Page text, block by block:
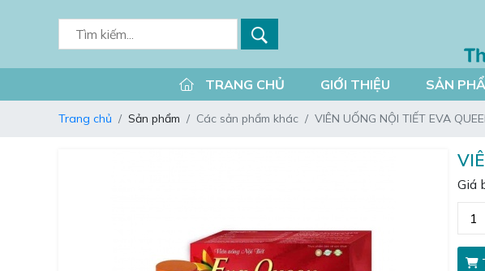
TRANG CHỦ GIỚI THIỆU SẢN
Trang chủ Sản phẩm Các sản phẩm khác VIÊN UỐNG NỘI TIẾT EVA
Giá